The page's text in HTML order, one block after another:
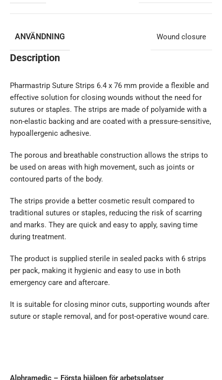
ANVÄNDNING Wound closure
Description
Pharmastrip Suture Strips 6.4 x 76 mm provide a flexible and
effective solution for closing wounds without the need for
sutures or staples. The strips are made of polyamide with a
non-elastic backing and are coated with a pressure-sensitive,
hypoallergenic adhesive.
The porous and breathable construction allows the strips to
be used on areas with high movement, such as joints or
contoured parts of the body.
The strips provide a better cosmetic result compared to
traditional sutures or staples, reducing the risk of scarring
and marks. They are quick and easy to apply, saving time
during treatment.
The product is supplied sterile in sealed packs with 6 strips
per pack, making it hygienic and easy to use in both
emergency care and aftercare.
It is suitable for closing minor cuts, supporting wounds after
suture or staple removal, and for post-operative wound care.
Alphramedic – Första hjälpen för arbetsplatser